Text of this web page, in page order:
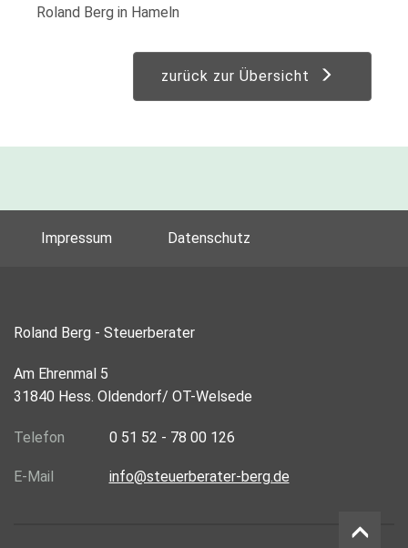
Roland Berg in Hameln
zurück zur Übersicht
Impressum Datenschutz
Roland Berg - Steuerberater
Am Ehrenmal 5
31840 Hess. Oldendorf/ OT-Welsede
Telefon
E-Mail
0 51 52 - 78 00 126
info@steuerberater-berg.de